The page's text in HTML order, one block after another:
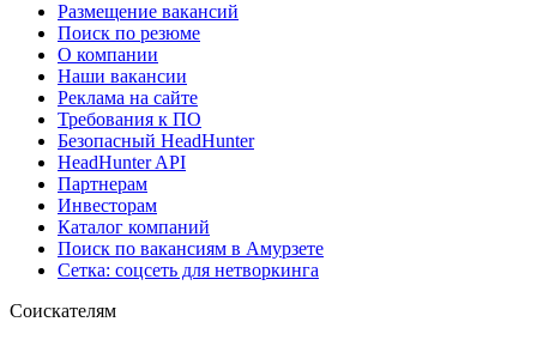
Размещение вакансий
Поиск по резюме
О компании
Наши вакансии
Реклама на сайте
Требования к ПО
Безопасный HeadHunter
HeadHunter API
Партнерам
Инвесторам
Каталог компаний
Поиск по вакансиям в Амурзете
Сетка: соцсеть для нетворкинга
Соискателям